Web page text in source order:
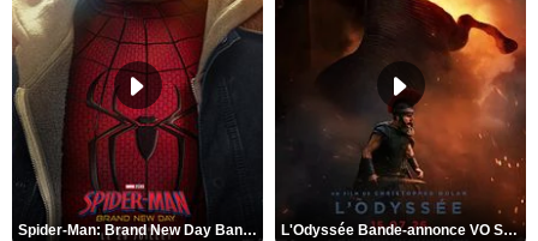
Spider-Man: Brand New Day Bande-annonce VO STFR L'Odyssée Bande-annonce VO STFR